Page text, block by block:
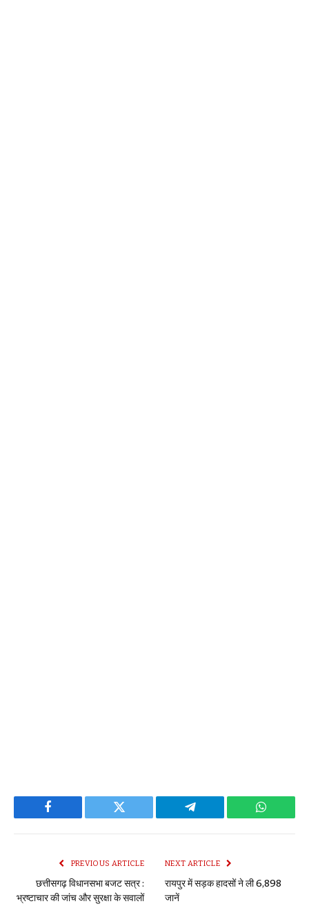
Facebook Twitter Telegram
PREVIOUS ARTICLE
छत्तीसगढ़ विधानसभा बजट सत्र :
भ्रष्टाचार की जांच और सुरक्षा के सवालों
NEXT ARTICLE
रायपुर में सड़क हादसों ने ली 6,898
जानें